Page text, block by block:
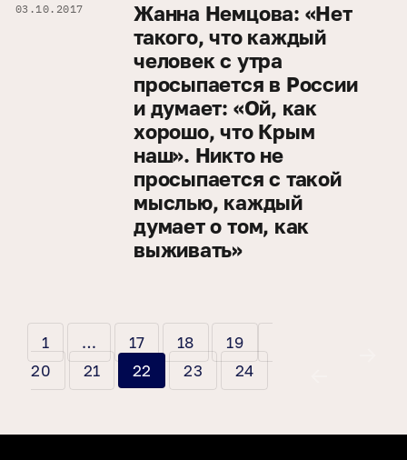
03.10.2017
Жанна Немцова: «Нет
такого, что каждый
человек с утра
просыпается в России
и думает: «Ой, как
хорошо, что Крым
наш». Никто не
просыпается с такой
мыслью, каждый
думает о том, как
выживать»
ПАГИНАЦИЯ
ЗАПИСЕЙ
СТРАНИЦА
1 … СТРАНИЦА
17 СТРАНИЦА
18 СТРАНИЦА
19
20
СТРАНИЦА
21 22
СТРАНИЦА
23
СТРАНИЦА
24